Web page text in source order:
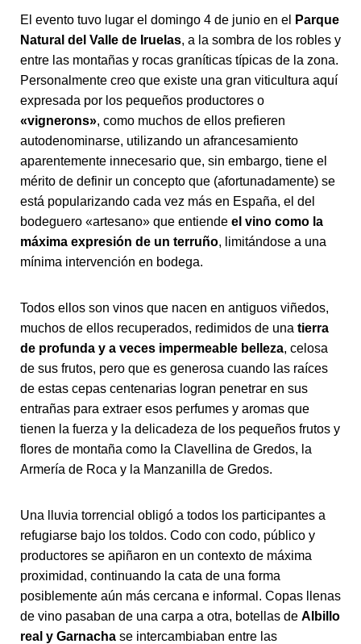
El evento tuvo lugar el domingo 4 de junio en el
Parque
Natural del Valle de Iruelas, a la sombra de los robles y
entre las montañas y rocas graníticas típicas de la zona.
Personalmente creo que existe una gran viticultura aquí
expresada por los pequeños productores o
«vignerons», como muchos de ellos prefieren
autodenominarse, utilizando un afrancesamiento
aparentemente innecesario que, sin embargo, tiene el
mérito de definir un concepto que (afortunadamente) se
está popularizando cada vez más en España, el del
bodeguero «artesano» que entiende el vino como la
máxima expresión de un terruño, limitándose a una
mínima intervención en bodega.
Todos ellos son vinos que nacen en antiguos viñedos,
muchos de ellos recuperados, redimidos de una tierra
de profunda y a veces impermeable belleza, celosa
de sus frutos, pero que es generosa cuando las raíces
de estas cepas centenarias logran penetrar en sus
entrañas para extraer esos perfumes y aromas que
tienen la fuerza y la delicadeza de los pequeños frutos y
flores de montaña como la Clavellina de Gredos, la
Armería de Roca y la Manzanilla de Gredos.
Una lluvia torrencial obligó a todos los participantes a
refugiarse bajo los toldos. Codo con codo, público y
productores se apiñaron en un contexto de máxima
proximidad, continuando la cata de una forma
posiblemente aún más cercana e informal. Copas llenas
de vino pasaban de una carpa a otra, botellas de Albillo
real y Garnacha se intercambiaban entre las